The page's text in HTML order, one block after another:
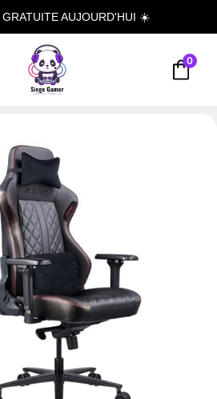
AUJOURD'HUI ☀️
0